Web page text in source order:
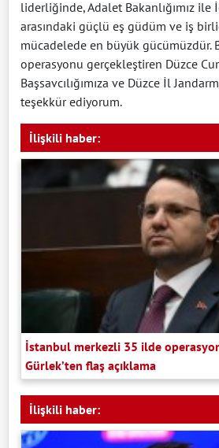
liderliğinde, Adalet Bakanlığımız ile
arasındaki güçlü eş güdüm ve iş
mücadelede en büyük gücümüzdür.
operasyonu gerçekleştiren Düzce
Başsavcılığımıza ve Düzce İl
teşekkür ediyorum.
İlişkili haber:
İstanbul merkezli 35 ilde
Gürlek’ten flaş açıklama
İlişkili haber: